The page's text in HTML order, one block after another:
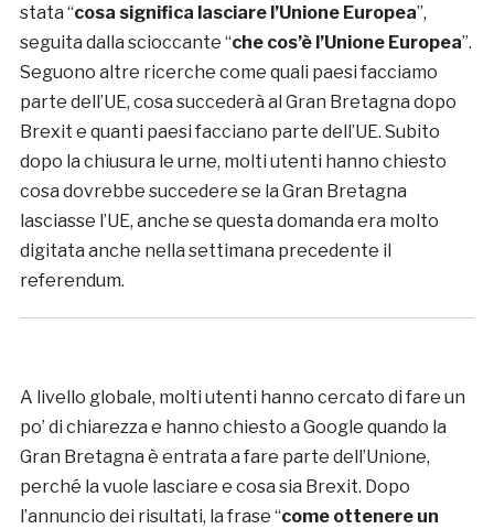
stata “cosa significa lasciare l’Unione Europea”,
seguita dalla scioccante “che cos’è l’Unione Europea”.
Seguono altre ricerche come quali paesi facciamo
parte dell’UE, cosa succederà al Gran Bretagna dopo
Brexit e quanti paesi facciano parte dell’UE. Subito
dopo la chiusura le urne, molti utenti hanno chiesto
cosa dovrebbe succedere se la Gran Bretagna
lasciasse l’UE, anche se questa domanda era molto
digitata anche nella settimana precedente il
referendum.
A livello globale, molti utenti hanno cercato di fare un
po’ di chiarezza e hanno chiesto a Google quando la
Gran Bretagna è entrata a fare parte dell’Unione,
perché la vuole lasciare e cosa sia Brexit. Dopo
l’annuncio dei risultati, la frase “come ottenere un